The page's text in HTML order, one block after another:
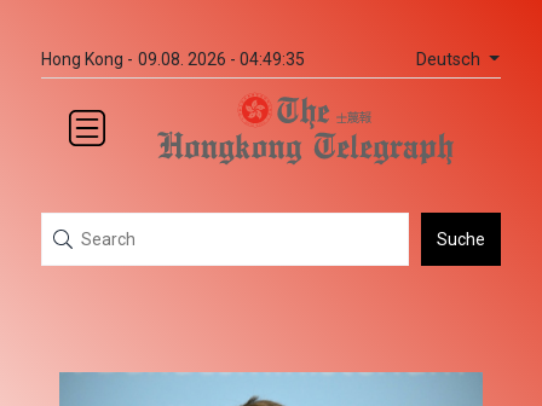
Hong Kong - 09.08. 2026 - 04:49:35 Deutsch
Suche